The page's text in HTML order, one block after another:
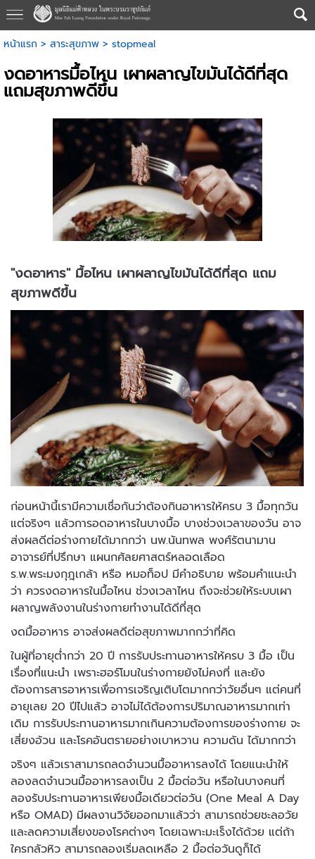
หน้าแรก > สาระสุขภาพ> stopmeal
งดอาหารมื้อไหน เผาผลาญไขมันได้ดีที่สุด
แถมสุขภาพดีขึ้น
"งดอาหาร" มื้อไหน เผาผลาญไขมันได้ดีที่สุด แถม
สุขภาพดีขึ้น
ก่อนหน้านี้เรามีความเชื่อกันว่าต้องกินอาหารให้ครบ 3 มื้อทุกวัน
แต่จริงๆ แล้วการอดอาหารในบางมื้อ บางช่วงเวลาของวัน อาจ
ส่งผลดีต่อร่างกายได้มากกว่า นพ.นันทพล พงศ์รัตนามาน
อาจารย์ที่ปรึกษา แผนกศัลยศาสตร์หลอดเลือด
ร.พ.พระมงกุฎเกล้า หรือ หมอท็อป มีคำอธิบาย พร้อมคำแนะนำ
ว่า ควรงดอาหารในมื้อไหน ช่วงเวลาไหน ถึงจะช่วยให้ระบบเผา
ผลาญพลังงานในร่างกายทำงานได้ดีที่สุด
งดมื้ออาหาร อาจส่งผลดีต่อสุขภาพมากกว่าที่คิด
ในผู้ที่อายุต่ำกว่า 20 ปี การรับประทานอาหารให้ครบ 3 มื้อ เป็น
เรื่องที่แนะนำ เพราะฮอร์โมนในร่างกายยังไม่คงที่ และยัง
ต้องการสารอาหารเพื่อการเจริญเติบโตมากกว่าวัยอื่นๆ แต่คนที่
อายุเลย 20 ปีไปแล้ว อาจไม่ได้ต้องการปริมาณอาหารมากเท่า
เดิม การรับประทานอาหารมากเกินความต้องการของร่างกาย จะ
เสี่ยงอ้วน และโรคอันตรายอย่างเบาหวาน ความดัน ได้มากกว่า
จริงๆ แล้วเราสามารถลดจำนวนมื้ออาหารลงได้ โดยแนะนำให้
ลองลดจำนวนมื้ออาหารลงเป็น 2 มื้อต่อวัน หรือในบางคนที่
ลองรับประทานอาหารเพียงมื้อเดียวต่อวัน (One Meal A Day
หรือ OMAD) มีผลงานวิจัยออกมาแล้วว่า สามารถช่วยชะลอวัย
และลดความเสี่ยงของโรคต่างๆ โดยเฉพาะมะเร็งได้ด้วย แต่ถ้า
ใครกลัวหิว สามารถลองเริ่มลดเหลือ 2 มื้อต่อวันดูก็ได้